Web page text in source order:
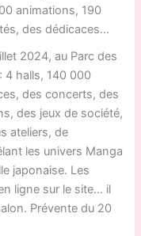
animations, 190
des dédicaces…
2024, au Parc des
4 halls, 140 000
des concerts, des
des jeux de société,
ateliers, de
les univers Manga
japonaise. Les
ligne sur le site… il
Prévente du 20